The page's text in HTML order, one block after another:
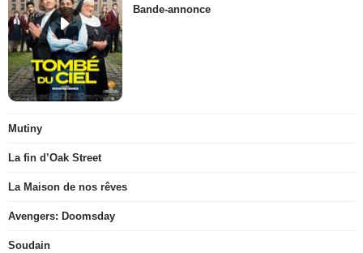
Bande-annonce
Mutiny
La fin d’Oak Street
La Maison de nos rêves
Avengers: Doomsday
Soudain